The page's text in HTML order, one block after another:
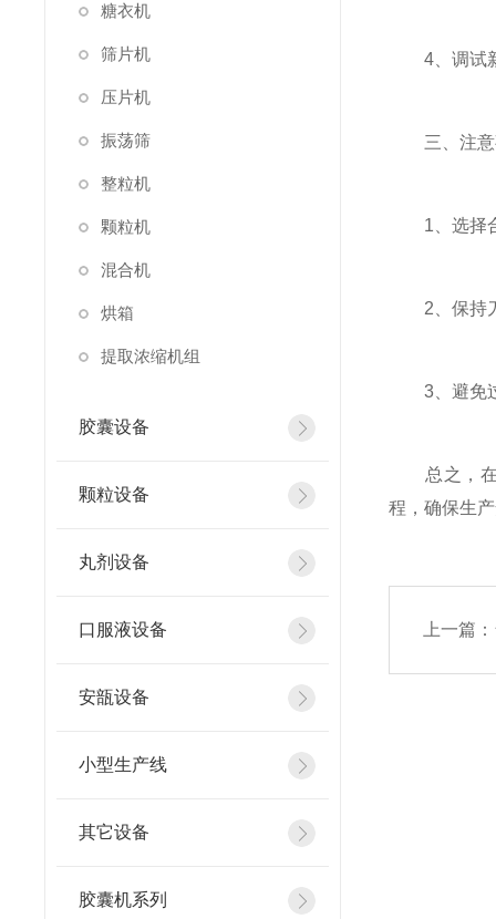
糖衣机
筛片机
压片机
振荡筛
整粒机
颗粒机
混合机
烘箱
提取浓缩机组
胶囊设备
颗粒设备
丸剂设备
口服液设备
安瓿设备
小型生产线
其它设备
胶囊机系列
4、调试新
三、注意
1、选择合
2、保持刀
3、避免过
总之，在
程，确保生
上一篇：